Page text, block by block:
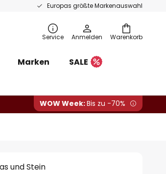
Europas größte Markenauswahl
Warenkorb
Service Anmelden
Marken
SALE
WOW Week:Bis zu -70%
und Stein